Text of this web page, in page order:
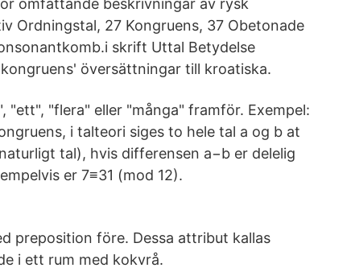
omfattande beskrivningar av rysk
Ordningstal, 27 Kongruens, 37 Obetonade
skrift Uttal Betydelse
översättningar till kroatiska.
"ett", "flera" eller "många" framför. Exempel:
i talteori siges to hele tal a og b at
tal), hvis differensen a−b er delelig
er 7≡31 (mod 12).
preposition före. Dessa attribut kallas
i ett rum med kokvrå.